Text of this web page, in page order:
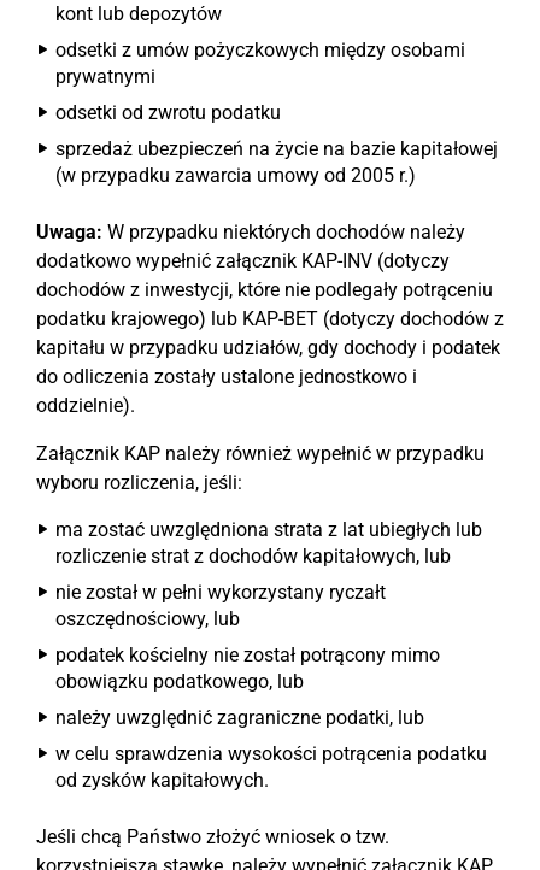
kont lub depozytów
odsetki z umów pożyczkowych między osobami
prywatnymi
odsetki od zwrotu podatku
sprzedaż ubezpieczeń na życie na bazie kapitałowej
(w przypadku zawarcia umowy od 2005 r.)
Uwaga: W przypadku niektórych dochodów należy
dodatkowo wypełnić załącznik KAP-INV (dotyczy
dochodów z inwestycji, które nie podlegały potrąceniu
podatku krajowego) lub KAP-BET (dotyczy dochodów z
kapitału w przypadku udziałów, gdy dochody i podatek
do odliczenia zostały ustalone jednostkowo i
oddzielnie).
Załącznik KAP należy również wypełnić w przypadku
wyboru rozliczenia, jeśli:
ma zostać uwzględniona strata z lat ubiegłych lub
rozliczenie strat z dochodów kapitałowych, lub
nie został w pełni wykorzystany ryczałt
oszczędnościowy, lub
podatek kościelny nie został potrącony mimo
obowiązku podatkowego, lub
należy uwzględnić zagraniczne podatki, lub
w celu sprawdzenia wysokości potrącenia podatku
od zysków kapitałowych.
Jeśli chcą Państwo złożyć wniosek o tzw.